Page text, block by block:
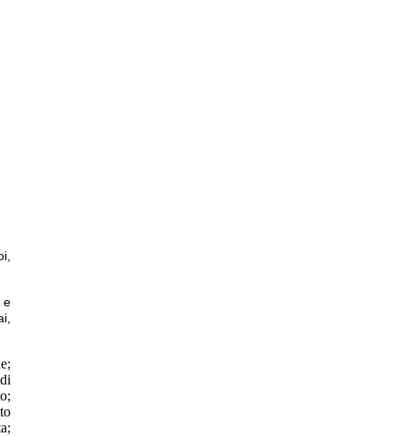
, e